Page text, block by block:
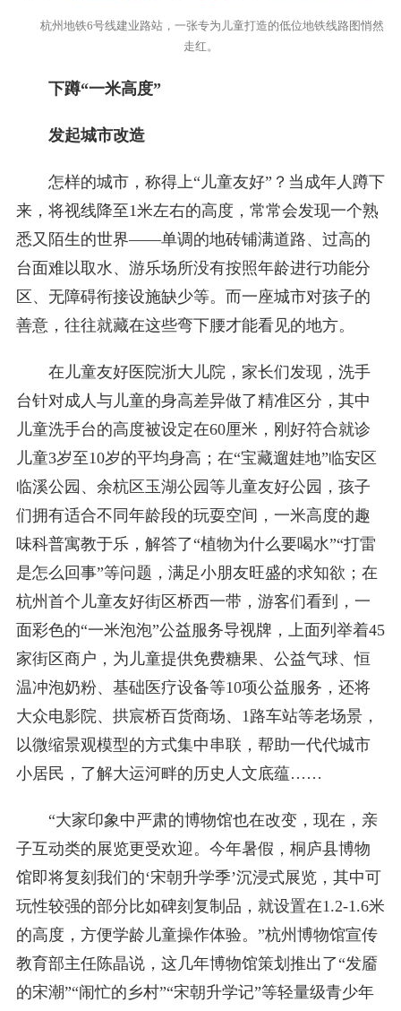
杭州地铁6号线建业路站，一张专为儿童打造的低位地铁线路图悄然
走红。
下蹲“一米高度”
发起城市改造
怎样的城市，称得上“儿童友好”？当成年人蹲下
来，将视线降至1米左右的高度，常常会发现一个熟
悉又陌生的世界——单调的地砖铺满道路、过高的
台面难以取水、游乐场所没有按照年龄进行功能分
区、无障碍衔接设施缺少等。而一座城市对孩子的
善意，往往就藏在这些弯下腰才能看见的地方。
在儿童友好医院浙大儿院，家长们发现，洗手
台针对成人与儿童的身高差异做了精准区分，其中
儿童洗手台的高度被设定在60厘米，刚好符合就诊
儿童3岁至10岁的平均身高；在“宝藏遛娃地”临安区
临溪公园、余杭区玉湖公园等儿童友好公园，孩子
们拥有适合不同年龄段的玩耍空间，一米高度的趣
味科普寓教于乐，解答了“植物为什么要喝水”“打雷
是怎么回事”等问题，满足小朋友旺盛的求知欲；在
杭州首个儿童友好街区桥西一带，游客们看到，一
面彩色的“一米泡泡”公益服务导视牌，上面列举着45
家街区商户，为儿童提供免费糖果、公益气球、恒
温冲泡奶粉、基础医疗设备等10项公益服务，还将
大众电影院、拱宸桥百货商场、1路车站等老场景，
以微缩景观模型的方式集中串联，帮助一代代城市
小居民，了解大运河畔的历史人文底蕴……
“大家印象中严肃的博物馆也在改变，现在，亲
子互动类的展览更受欢迎。今年暑假，桐庐县博物
馆即将复刻我们的‘宋朝升学季’沉浸式展览，其中可
玩性较强的部分比如碑刻复制品，就设置在1.2-1.6米
的高度，方便学龄儿童操作体验。”杭州博物馆宣传
教育部主任陈晶说，这几年博物馆策划推出了“发靥
的宋潮”“闹忙的乡村”“宋朝升学记”等轻量级青少年